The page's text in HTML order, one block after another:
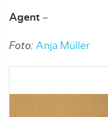
Agent –
Foto: Anja Müller